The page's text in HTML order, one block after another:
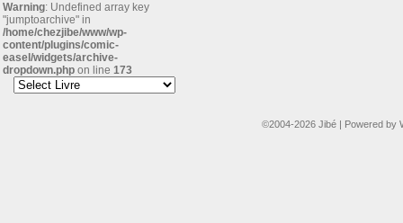
Warning: Undefined array key
"jumptoarchive" in
/home/chezjibe/www/wp-
content/plugins/comic-
easel/widgets/archive-
dropdown.php on line 173
©2004-2026 Jibé | Powered by